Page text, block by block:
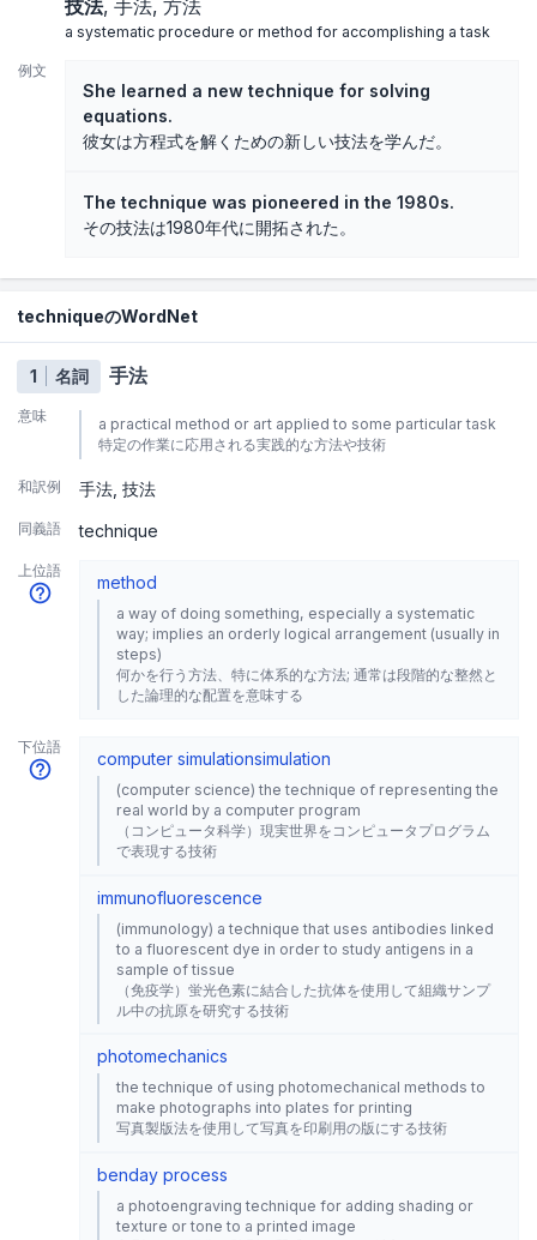
技法 手法 方法
a systematic procedure or method for accomplishing a task
例文
She learned a new technique for solving
equations.
彼女は方程式を解くための新しい技法を学んだ。
The technique was pioneered in the 1980s.
その技法は1980年代に開拓された。
techniqueのWordNet
1 名詞 手法
意味
a practical method or art applied to some particular task
特定の作業に応用される実践的な方法や技術
和訳例 手法 技法
同義語 technique
上位語
method
a way of doing something, especially a systematic
way; implies an orderly logical arrangement (usually in
steps)
何かを行う方法、特に体系的な方法; 通常は段階的な整然と
した論理的な配置を意味する
下位語
computer simulationsimulation
(computer science) the technique of representing the
real world by a computer program
（コンピュータ科学）現実世界をコンピュータプログラム
で表現する技術
immunofluorescence
(immunology) a technique that uses antibodies linked
to a fluorescent dye in order to study antigens in a
sample of tissue
（免疫学）蛍光色素に結合した抗体を使用して組織サンプ
ル中の抗原を研究する技術
photomechanics
the technique of using photomechanical methods to
make photographs into plates for printing
写真製版法を使用して写真を印刷用の版にする技術
benday process
a photoengraving technique for adding shading or
texture or tone to a printed image